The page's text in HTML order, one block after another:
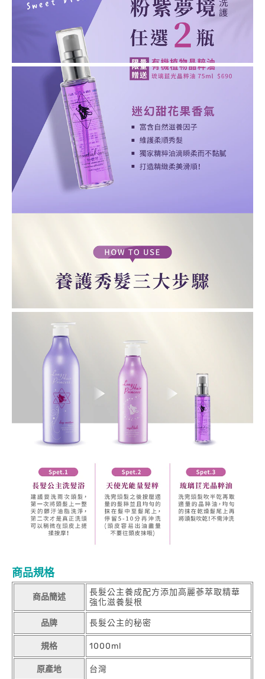
商品規格
商品簡述
長髮公主養成配方添加高麗蔘萃取精華
強化滋養髮根
品牌 長髮公主的秘密
規格 1000ml
原產地 台灣